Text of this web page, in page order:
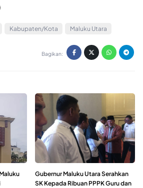
Kabupaten/Kota Maluku Utara
Bagikan:
Gubernur Maluku Utara Serahkan
SK Kepada Ribuan PPPK Guru dan